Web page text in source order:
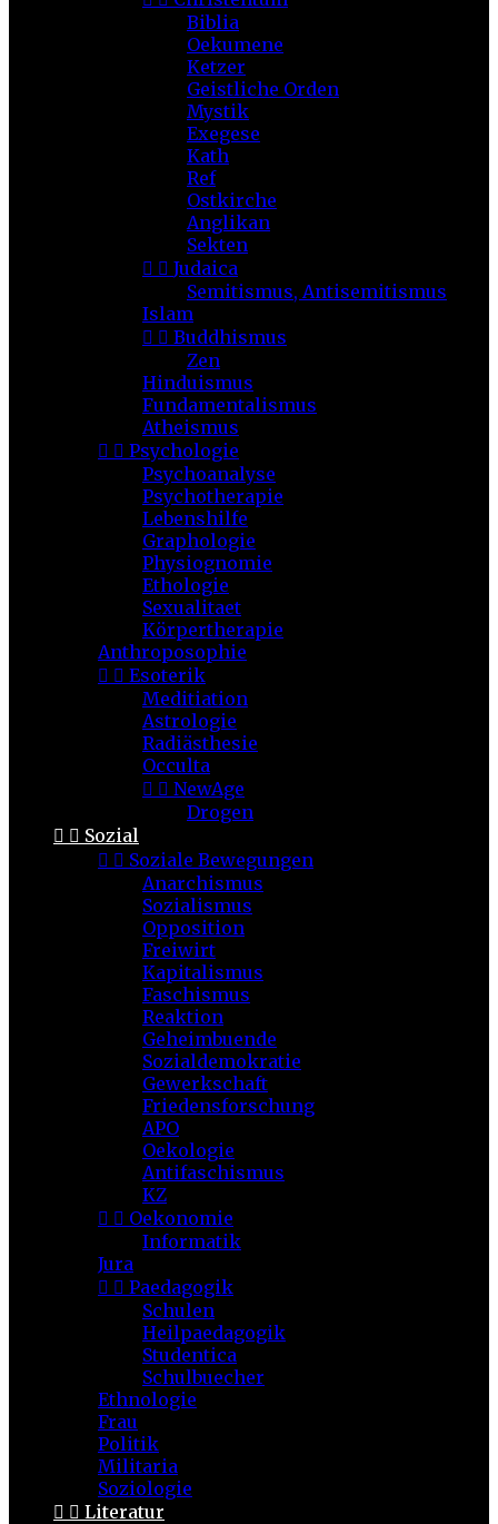
Biblia
Oekumene
Ketzer
Geistliche Orden
Mystik
Exegese
Kath
Ref
Ostkirche
Anglikan
Sekten
  Judaica
Semitismus, Antisemitismus
Islam
  Buddhismus
Zen
Hinduismus
Fundamentalismus
Atheismus
  Psychologie
Psychoanalyse
Psychotherapie
Lebenshilfe
Graphologie
Physiognomie
Ethologie
Sexualitaet
Körpertherapie
Anthroposophie
  Esoterik
Meditiation
Astrologie
Radiästhesie
Occulta
  NewAge
Drogen
  Sozial
  Soziale Bewegungen
Anarchismus
Sozialismus
Opposition
Freiwirt
Kapitalismus
Faschismus
Reaktion
Geheimbuende
Sozialdemokratie
Gewerkschaft
Friedensforschung
APO
Oekologie
Antifaschismus
KZ
  Oekonomie
Informatik
Jura
  Paedagogik
Schulen
Heilpaedagogik
Studentica
Schulbuecher
Ethnologie
Frau
Politik
Militaria
Soziologie
  Literatur